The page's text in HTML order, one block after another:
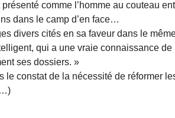
comme l’homme au couteau
dans le camp d’en face…
divers cités en sa faveur dans le
qui a une vraie connaissance de
ses dossiers. »
le constat de la nécessité de réformer